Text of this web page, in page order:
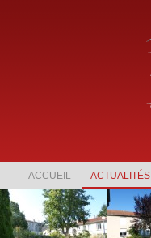
ACCUEIL ACTUALITÉS